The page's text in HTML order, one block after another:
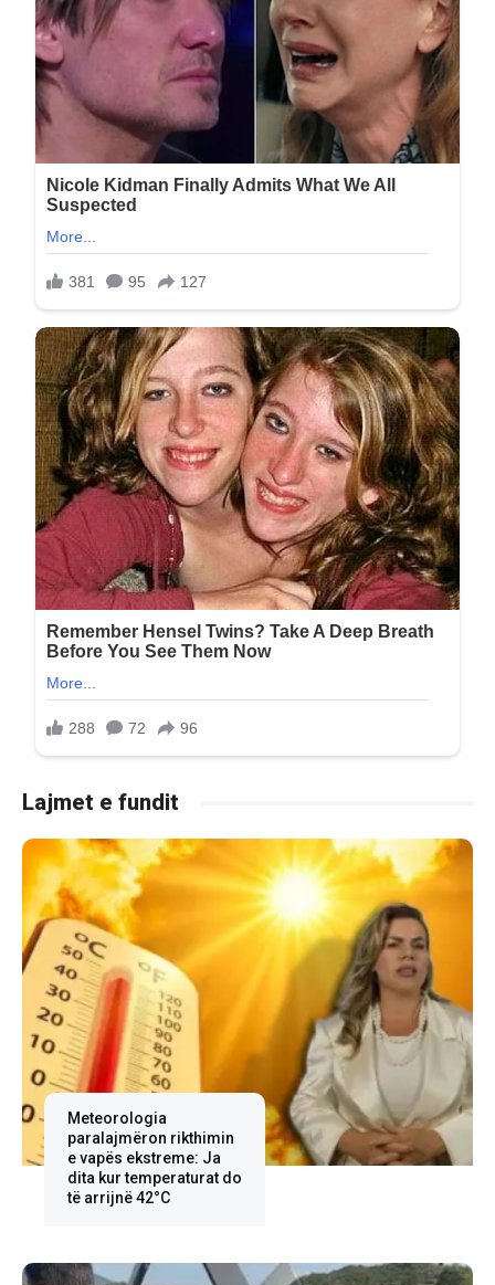
Lajmet e fundit
Meteorologia
paralajmëron rikthimin
e vapës ekstreme: Ja
dita kur temperaturat do
të arrijnë 42°C